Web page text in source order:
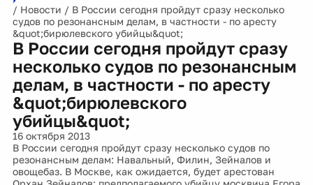
/ Новости / В России сегодня пройдут сразу несколько
судов по резонансным делам, в частности - по аресту
&quot;бирюлевского убийцы&quot;
В России сегодня пройдут сразу
несколько судов по резонансным
делам, в частности - по аресту
&quot;бирюлевского
убийцы&quot;
16 октября 2013
В России сегодня пройдут сразу несколько судов по
резонансным делам: Навальный, Филин, Зейналов и
овощебаз. В Москве, как ожидается, будет арестован